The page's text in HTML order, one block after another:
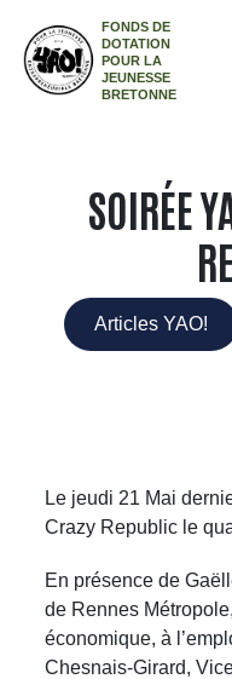
FONDS DE
DOTATION
POUR LA
JEUNESSE
BRETONNE
SOIRÉE
Articles YAO!
Le jeudi 21 Mai
Crazy Republic le
En présence de
de Rennes
économique, à
Chesnais-Girard,